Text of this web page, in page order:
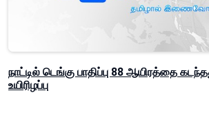
நாட்டில் டெங்கு பாதிப்பு 88 ஆயிரத்தை
உயிரிழப்பு